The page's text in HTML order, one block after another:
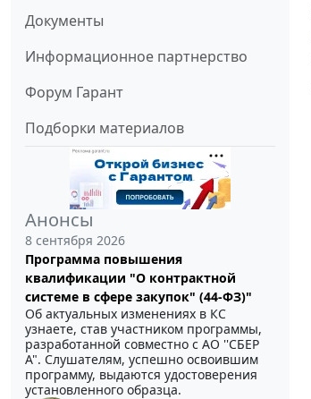
Документы
Информационное партнерство
Форум Гарант
Подборки материалов
Анонсы
8 сентября 2026
Программа повышения
квалификации "О контрактной
системе в сфере закупок" (44-ФЗ)"
Об актуальных изменениях в КС
узнаете, став участником программы,
разработанной совместно с АО ''СБЕР
А". Слушателям, успешно освоившим
программу, выдаются удостоверения
установленного образца.